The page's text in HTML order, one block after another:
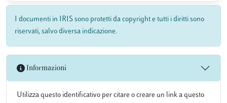
I documenti in IRIS sono protetti da copyright e tutti i diritti sono
riservati, salvo diversa indicazione.
Informazioni
Utilizza questo identificativo per citare o creare un link a questo